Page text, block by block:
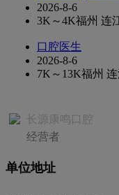
2026-8-6
3K～4K福州 连
口腔医生
2026-8-6
7K～13K福州
长源康鸣口腔
经营者
单位地址